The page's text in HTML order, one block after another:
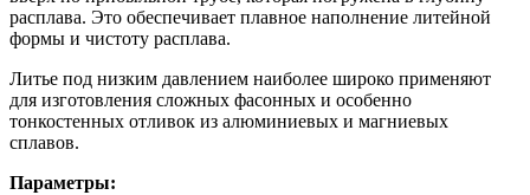
расплава. Это обеспечивает плавное наполнение литейной
формы и чистоту расплава.
Литье под низким давлением наиболее широко применяют
для изготовления сложных фасонных и особенно
тонкостенных отливок из алюминиевых и магниевых
сплавов.
Параметры: